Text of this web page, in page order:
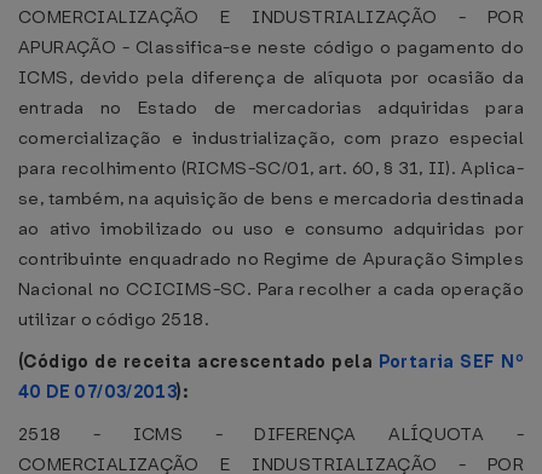
COMERCIALIZAÇÃO E INDUSTRIALIZAÇÃO - POR
APURAÇÃO - Classifica-se neste código o pagamento do
ICMS, devido pela diferença de alíquota por ocasião da
entrada no Estado de mercadorias adquiridas para
comercialização e industrialização, com prazo especial
para recolhimento (RICMS-SC/01, art. 60, § 31, II). Aplica-
se, também, na aquisição de bens e mercadoria destinada
ao ativo imobilizado ou uso e consumo adquiridas por
contribuinte enquadrado no Regime de Apuração Simples
Nacional no CCICIMS-SC. Para recolher a cada operação
utilizar o código 2518.
(Código de receita acrescentado pela Portaria SEF Nº
40 DE 07/03/2013):
2518 - ICMS - DIFERENÇA ALÍQUOTA -
COMERCIALIZAÇÃO E INDUSTRIALIZAÇÃO - POR